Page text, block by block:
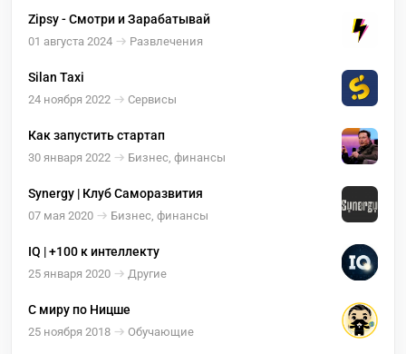
Zipsy - Смотри и Зарабатывай
01 августа 2024 Развлечения
Silan Taxi
24 ноября 2022 Сервисы
Как запустить стартап
30 января 2022 Бизнес, финансы
Synergy | Клуб Саморазвития
07 мая 2020 Бизнес, финансы
IQ | +100 к интеллекту
25 января 2020 Другие
С миру по Ницше
25 ноября 2018 Обучающие